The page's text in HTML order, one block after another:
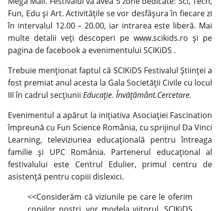
Fun, Edu şi Art. Activitățile se vor desfășura în fiecare zi
în intervalul 12.00 – 20.00, iar intrarea este liberă. Mai
multe detalii veți descoperi pe www.scikids.ro și pe
pagina de facebook a evenimentului SCIKiDS .
Trebuie menționat faptul că SCIKiDS Festivalul Științei a
fost premiat anul acesta la Gala Societății Civile cu locul
III în cadrul secțiunii Educație. Învățământ.Cercetare.
Evenimentul a apărut la inițiativa Asociației Fascination
împreună cu Fun Science România, cu sprijinul Da Vinci
Learning, televiziunea educațională pentru întreaga
familie și UPC România. Partenerul educațional al
festivalului este Centrul Edulier, primul centru de
asistență pentru copiii dislexici.
<<Considerăm că viziunile pe care le oferim